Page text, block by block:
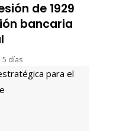
de 1929
bancaria
5 días